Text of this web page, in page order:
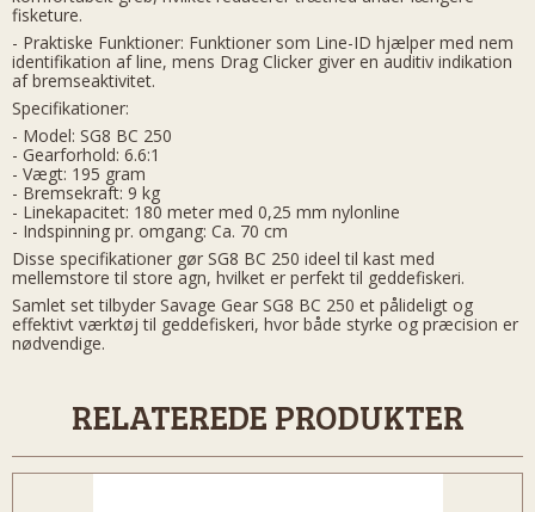
fisketure.
- Praktiske Funktioner: Funktioner som Line-ID hjælper med nem
identifikation af line, mens Drag Clicker giver en auditiv indikation
af bremseaktivitet.
Specifikationer:
- Model: SG8 BC 250
- Gearforhold: 6.6:1
- Vægt: 195 gram
- Bremsekraft: 9 kg
- Linekapacitet: 180 meter med 0,25 mm nylonline
- Indspinning pr. omgang: Ca. 70 cm
Disse specifikationer gør SG8 BC 250 ideel til kast med
mellemstore til store agn, hvilket er perfekt til geddefiskeri.
Samlet set tilbyder Savage Gear SG8 BC 250 et pålideligt og
effektivt værktøj til geddefiskeri, hvor både styrke og præcision er
nødvendige.
RELATEREDE PRODUKTER